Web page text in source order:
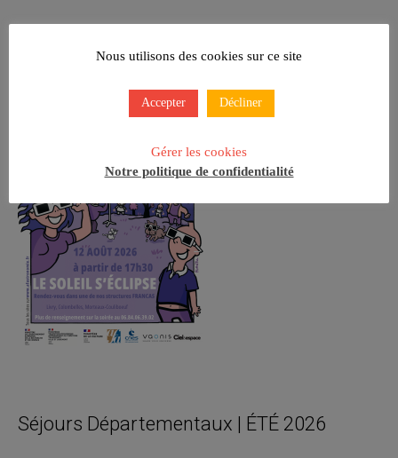
Le Soleil s’Éclipse !
Séjours Départementaux | ÉTÉ 2026
Nous utilisons des cookies sur ce site
Accepter Décliner
Gérer les cookies
Notre politique de confidentialité